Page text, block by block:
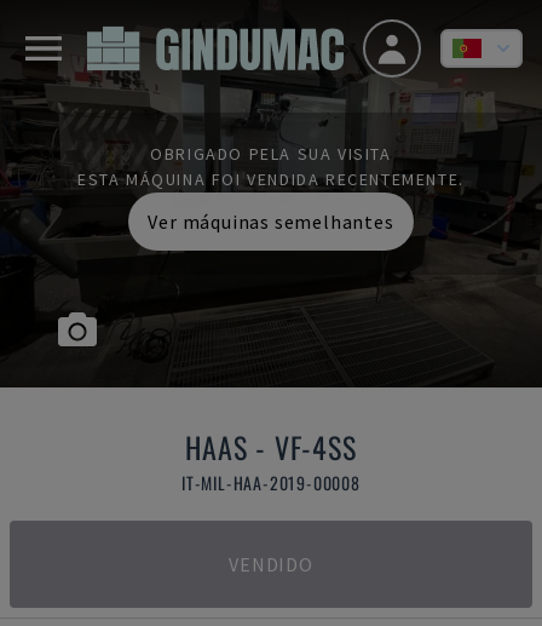
OBRIGADO PELA SUA VISITA
ESTA MÁQUINA FOI VENDIDA RECENTEMENTE.
Ver máquinas semelhantes
HAAS - VF-4SS
IT-MIL-HAA-2019-00008
VENDIDO